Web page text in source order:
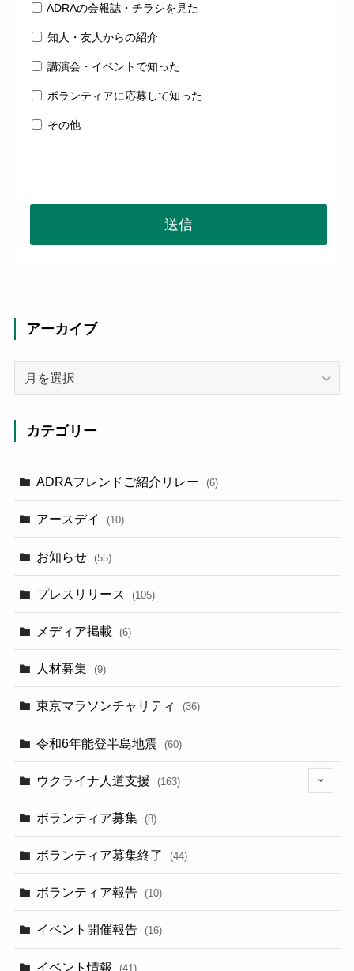
ADRAの会報誌・チラシを見た
知人・友人からの紹介
講演会・イベントで知った
ボランティアに応募して知った
その他
送信
アーカイブ
カテゴリー
ADRAフレンドご紹介リレー (6)
アースデイ (10)
お知らせ (55)
プレスリリース (105)
メディア掲載 (6)
人材募集 (9)
東京マラソンチャリティ (36)
令和6年能登半島地震 (60)
ウクライナ人道支援 (163)
ボランティア募集 (8)
ボランティア募集終了 (44)
ボランティア報告 (10)
イベント開催報告 (16)
イベント情報 (41)